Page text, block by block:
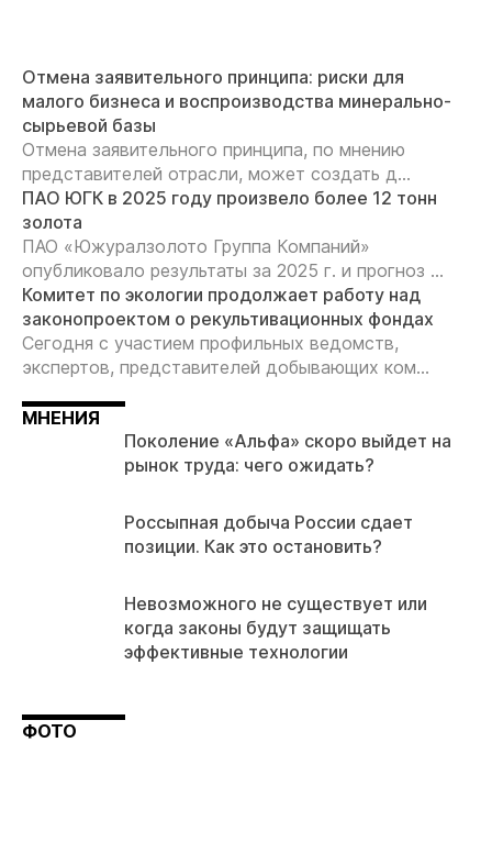
Отмена заявительного принципа: риски для
малого бизнеса и воспроизводства минерально-
сырьевой базы
Отмена заявительного принципа, по мнению
представителей отрасли, может создать д...
ПАО ЮГК в 2025 году произвело более 12 тонн
золота
ПАО «Южуралзолото Группа Компаний»
опубликовало результаты за 2025 г. и прогноз ...
Комитет по экологии продолжает работу над
законопроектом о рекультивационных фондах
Сегодня с участием профильных ведомств,
экспертов, представителей добывающих ком...
МНЕНИЯ
Поколение «Альфа» скоро выйдет на
рынок труда: чего ожидать?
Россыпная добыча России сдает
позиции. Как это остановить?
Невозможного не существует или
когда законы будут защищать
эффективные технологии
ФОТО